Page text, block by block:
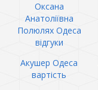
Оксана
Анатоліївна
Полюлях Одеса
відгуки
Акушер Одеса
вартість